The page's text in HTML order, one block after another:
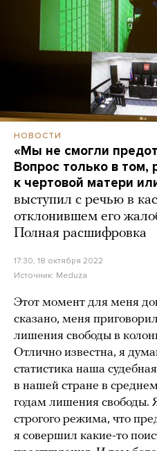
НОВОСТИ
«Мы не смогли
Вопрос только в том,
к чертовой матери
выступил с речью в
отклонившем его
Полная расшифровка
17:30, 18 октября 2022
Источник: Meduza
Этот момент для меня
сказано, меня
лишения свободы в
Отлично известна, я
статистика наша
в нашей стране в
годам лишения свободы.
строгого режима, что
я совершил какие-то